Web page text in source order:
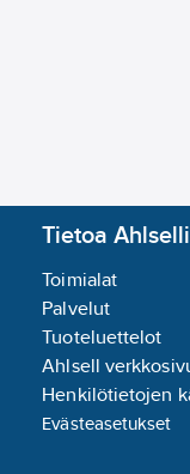
Tietoa
Toimialat
Palvelut
Tuoteluettelot
Ahlsell
Henkilötietojen
Evästeasetukset